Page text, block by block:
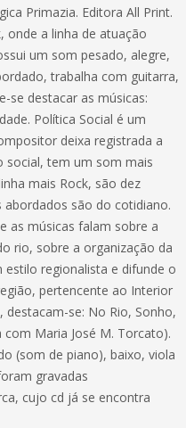
Primazia. Editora All Print.
onde a linha de atuação
um som pesado, alegre,
trabalha com guitarra,
se destacar as músicas:
Política Social é um
deixa registrada a
social, tem um som mais
mais Rock, são dez
são do cotidiano.
as músicas falam sobre a
rio, sobre a organização da
regionalista e difunde o
pertencente ao Interior
destacam-se: No Rio, Sonho,
Maria José M. Torcato).
(som de piano), baixo, viola
gravadas
cujo cd já se encontra